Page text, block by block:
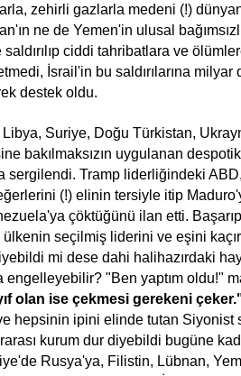
zehirli gazlarla medeni (!)
ne de Yemen'in ulusal
saldırılıp ciddi tahribatlara ve
İsrail'in bu saldırılarına
destek oldu.
Suriye, Doğu Türkistan,
bakılmaksızın uygulanan
Tramp liderliğindeki ABD,
(!) elinin tersiyle itip
çöktüğünü ilan etti.
seçilmiş liderini ve eşini
mi dese dahi halihazırdaki
"Ben yaptım oldu!"
olan ise çekmesi gerekeni
hepsinin ipini elinde tutan Siyonist
kurum dur diyebildi bugüne
Rusya'ya, Filistin, Lübnan,